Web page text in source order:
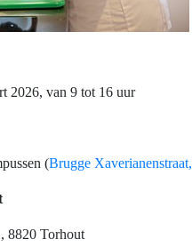
2026, van 9 tot 16 uur
(Brugge Xaverianenstraat,
8820 Torhout